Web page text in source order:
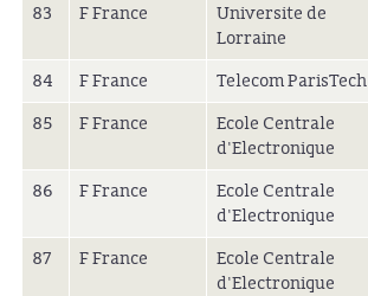
83 F France
Universite de
Lorraine
84 F France Telecom ParisTech
85
F France
Ecole Centrale
d'Electronique
86 F France
Ecole Centrale
d'Electronique
87 F France
Ecole Centrale
d'Electronique